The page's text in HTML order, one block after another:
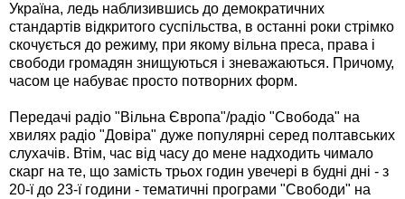
Україна, ледь наблизившись до демократичних
стандартів відкритого суспільства, в останні роки стрімко
скочується до режиму, при якому вільна преса, права і
свободи громадян знищуються і зневажаються. Причому,
часом це набуває просто потворних форм.
Передачі радіо "Вільна Європа"/радіо "Свобода" на
хвилях радіо "Довіра" дуже популярні серед полтавських
слухачів. Втім, час від часу до мене надходить чимало
скарг на те, що замість трьох годин увечері в будні дні - з
20-ї до 23-ї години - тематичні програми "Свободи" на